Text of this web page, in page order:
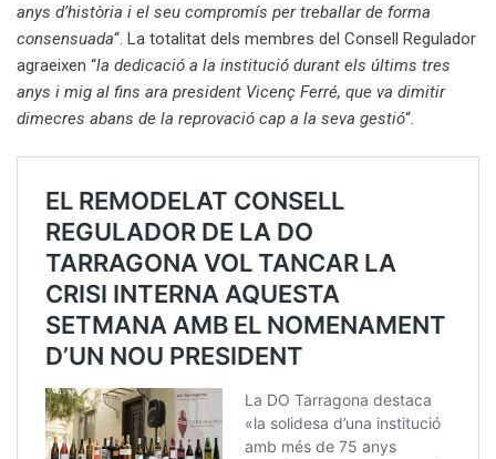
anys d’història i el seu compromís per treballar de forma
consensuada“. La totalitat dels membres del Consell Regulador
agraeixen “la dedicació a la institució durant els últims tres
anys i mig al fins ara president Vicenç Ferré, que va dimitir
dimecres abans de la reprovació cap a la seva gestió“.